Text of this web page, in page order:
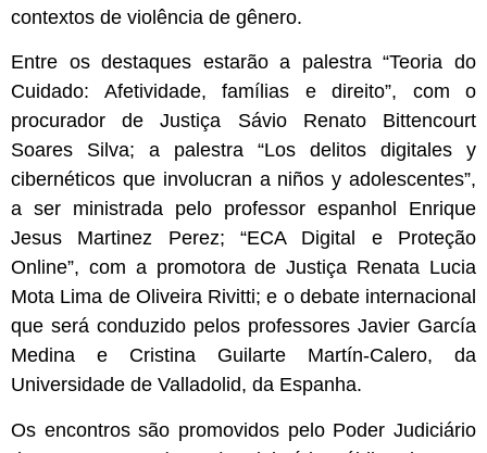
contextos de violência de gênero.
Entre os destaques estarão a palestra “Teoria do
Cuidado: Afetividade, famílias e direito”, com o
procurador de Justiça Sávio Renato Bittencourt
Soares Silva; a palestra “Los delitos digitales y
cibernéticos que involucran a niños y adolescentes”,
a ser ministrada pelo professor espanhol Enrique
Jesus Martinez Perez; “ECA Digital e Proteção
Online”, com a promotora de Justiça Renata Lucia
Mota Lima de Oliveira Rivitti; e o debate internacional
que será conduzido pelos professores Javier García
Medina e Cristina Guilarte Martín-Calero, da
Universidade de Valladolid, da Espanha.
Os encontros são promovidos pelo Poder Judiciário